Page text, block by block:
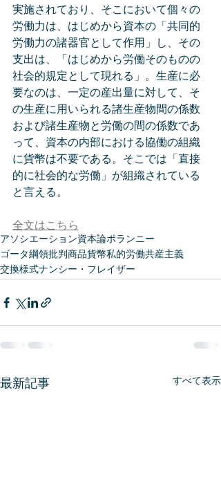
実施されており、そこにおいて個々の
労働力は、はじめから資本の「共同的
労働力の諸器官として作用」し、その
支出は、「はじめから労働そのものの
社会的規定として現れる」。生産に必
要なのは、一定の産出量に対して、そ
の生産に用いられる諸生産物間の係数
および諸生産物と労働の間の係数であ
って、資本の内部における協働の組織
に貨幣は不要である。そこでは「直接
的に社会的な労働」が組織されている
と言える。
全文はこちら
アソシエーション資本論ポランニー
ゴータ綱領批判商品貨幣私的労働共産主義
交換様式ナンシー・フレイザー
最新記事 すべて表示